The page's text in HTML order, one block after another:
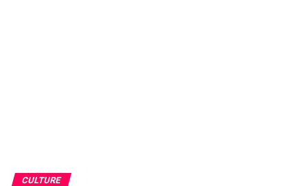
CULTURE